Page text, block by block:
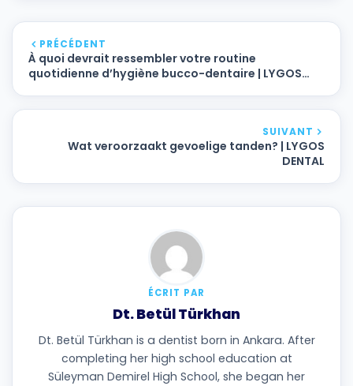
PRÉCÉDENT
À quoi devrait ressembler votre routine
quotidienne d’hygiène bucco-dentaire | LYGOS
SUIVANT
Wat veroorzaakt gevoelige tanden? | LYGOS
DENTAL
ÉCRIT PAR
Dt. Betül Türkhan
Dt. Betül Türkhan is a dentist born in Ankara. After
completing her high school education at
Süleyman Demirel High School, she began her